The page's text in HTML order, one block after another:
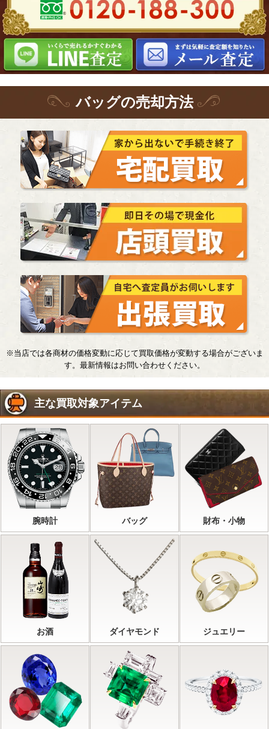
バッグの売却方法
※当店では各商材の価格変動に応じて買取価格が変動する場合がございま
す。最新情報はお問い合わせください。
主な買取対象アイテム
腕時計 バッグ 財布・小物
お酒 ダイヤモンド ジュエリー